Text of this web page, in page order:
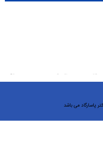
در ظروف سربسته و يخچال